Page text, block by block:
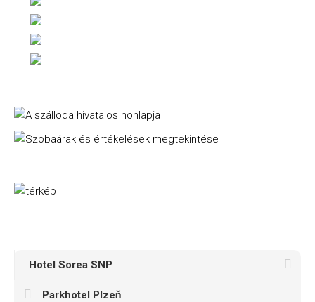
Hotel Sorea SNP
Parkhotel Plzeň